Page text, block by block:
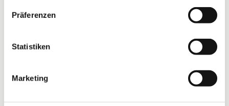
Präferenzen
Statistiken
Marketing